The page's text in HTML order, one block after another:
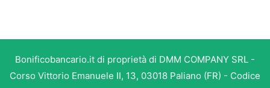
Bonificobancario.it di proprietà di DMM COMPANY SRL -
Corso Vittorio Emanuele II, 13, 03018 Paliano (FR) - Codice